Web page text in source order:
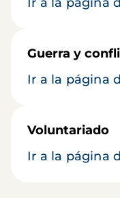
Guerra y
Ir a la página
Voluntariado
Ir a la página